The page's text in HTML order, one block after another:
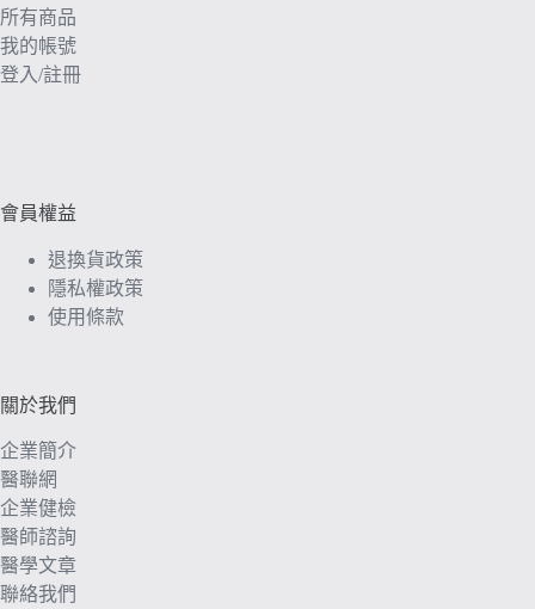
所有商品
我的帳號
登入/註冊
會員權益
退換貨政策
隱私權政策
使用條款
關於我們
企業簡介
醫聯網
企業健檢
醫師諮詢
醫學文章
聯絡我們